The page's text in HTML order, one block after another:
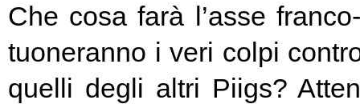
Che cosa farà l’asse
tuoneranno i veri colpi
quelli degli altri Piigs?